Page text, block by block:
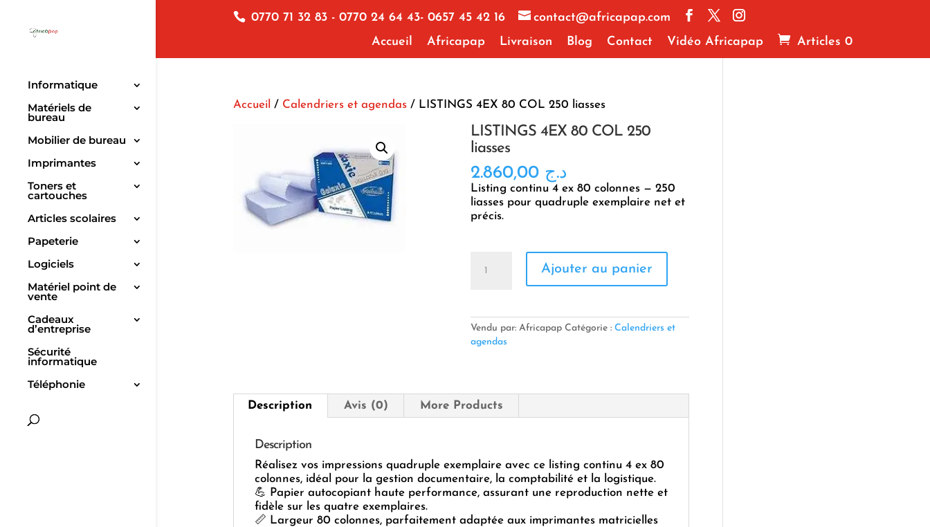
0770 71 32 83 - 0770 24 64 43- 0657 45 42 16
contact@africapap.com
Accueil
Africapap Livraison Blog Contact Vidéo Africapap Articles 0
Informatique
Matériels de
bureau
Mobilier de bureau
Imprimantes
Toners et
cartouches
Articles scolaires
Papeterie
Logiciels
Matériel point de
vente
Cadeaux
d’entreprise
Sécurité
informatique
Téléphonie
Accueil / Calendriers et agendas/ LISTINGS 4EX 80 COL 250 liasses
LISTINGS 4EX 80 COL 250
liasses
د.ج 2.860,00
Listing continu 4 ex 80 colonnes — 250
liasses pour quadruple exemplaire net et
précis.
COL
250
Ajouter au panier
Vendu par: Africapap Catégorie : Calendriers et
agendas
Description Avis (0) More Products
Description
Réalisez vos impressions quadruple exemplaire avec ce listing continu 4 ex 80
colonnes, idéal pour la gestion documentaire, la comptabilité et la logistique.
💪 Papier autocopiant haute performance, assurant une reproduction nette et
fidèle sur les quatre exemplaires.
📏 Largeur 80 colonnes, parfaitement adaptée aux imprimantes matricielles